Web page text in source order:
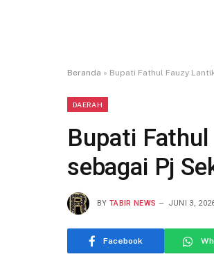
Beranda » Bupati Fathul Fauzy
DAERAH
Bupati
sebagai Pj
BY TABIR NEWS JUNI 3,
Facebook